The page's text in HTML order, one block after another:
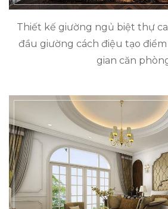
Thiết kế giường ngủ biệt thự
đầu giường cách điệu tạo
gian căn